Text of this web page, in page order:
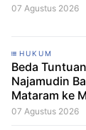
07 Agustus 2026
HUKUM
Beda
Najamudin
Mataram ke
07 Agustus 2026